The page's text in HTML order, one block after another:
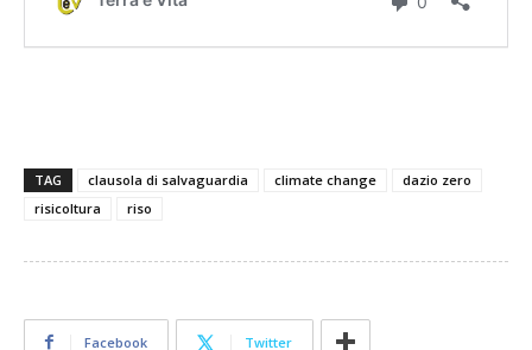
TAG clausola di salvaguardia climate change
dazio zero
risicoltura
riso
Facebook Twitter